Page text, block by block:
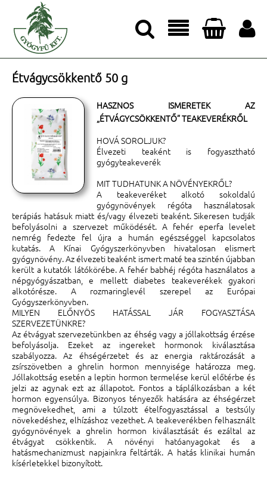




Étvágycsökkentő 50 g
HASZNOS ISMERETEK AZ
„ÉTVÁGYCSÖKKENTŐ” TEAKEVERÉKRŐL
HOVÁ SOROLJUK?
Élvezeti teaként is fogyasztható
gyógyteakeverék
MIT TUDHATUNK A NÖVÉNYEKRŐL?
A teakeveréket alkotó sokoldalú
gyógynövények régóta használatosak
terápiás hatásuk miatt és/vagy élvezeti teaként. Sikeresen tudják
befolyásolni a szervezet működését. A fehér eperfa levelet
nemrég fedezte fel újra a humán egészséggel kapcsolatos
kutatás. A Kínai Gyógyszerkönyvben hivatalosan elismert
gyógynövény. Az élvezeti teaként ismert maté tea szintén újabban
került a kutatók látókörébe. A fehér babhéj régóta használatos a
népgyógyászatban, e mellett diabetes teakeverékek gyakori
alkotórésze. A rozmaringlevél szerepel az Európai
Gyógyszerkönyvben.
MILYEN ELŐNYÖS HATÁSSAL JÁR FOGYASZTÁSA
SZERVEZETÜNKRE?
Az étvágyat szervezetünkben az éhség vagy a jóllakottság érzése
befolyásolja. Ezeket az ingereket hormonok kiválasztása
szabályozza. Az éhségérzetet és az energia raktározását a
zsírszövetben a ghrelin hormon mennyisége határozza meg.
Jóllakottság esetén a leptin hormon termelése kerül előtérbe és
jelzi az agynak ezt az állapotot. Fontos a táplálkozásban a két
hormon egyensúlya. Bizonyos tényezők hatására az éhségérzet
megnövekedhet, ami a túlzott ételfogyasztással a testsúly
növekedéshez, elhízáshoz vezethet. A teakeverékben felhasznált
gyógynövények a ghrelin hormon kiválasztását és ezáltal az
étvágyat csökkentik. A növényi hatóanyagokat és a
hatásmechanizmust napjainkra feltárták. A hatás klinikai humán
kísérletekkel bizonyított.